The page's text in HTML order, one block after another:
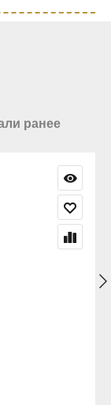
ранее
махровый цветной